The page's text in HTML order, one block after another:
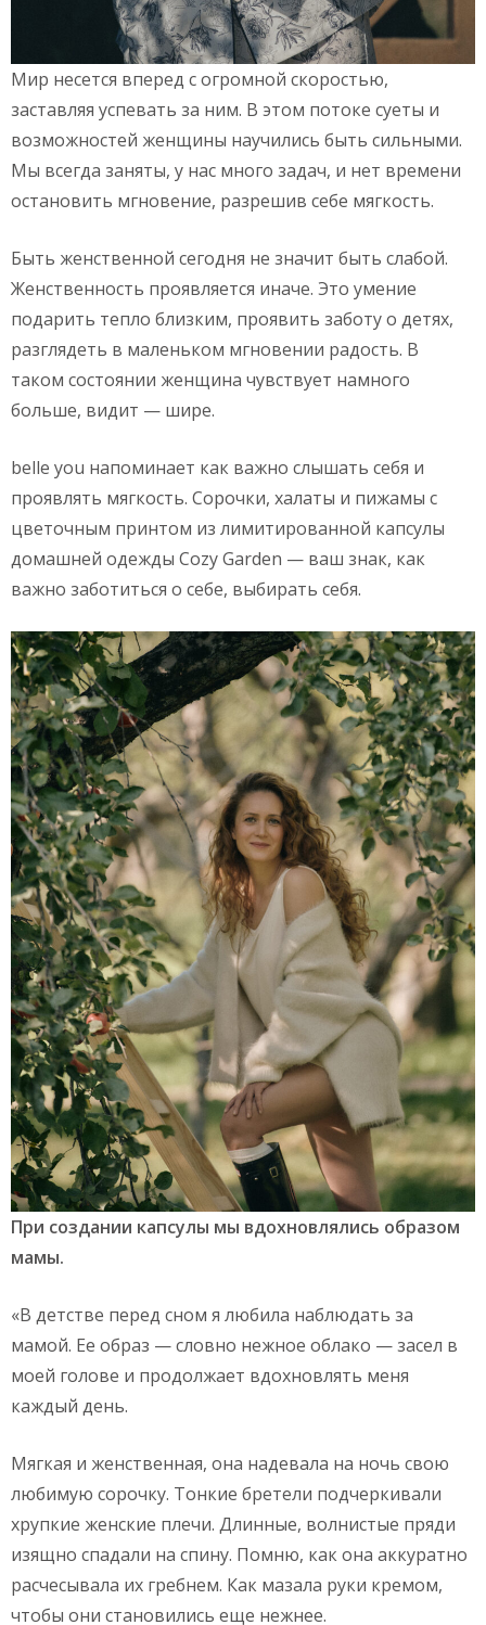
Мир несется вперед с огромной скоростью,
заставляя успевать за ним. В этом потоке суеты и
возможностей женщины научились быть сильными.
Мы всегда заняты, у нас много задач, и нет времени
остановить мгновение, разрешив себе мягкость.
Быть женственной сегодня не значит быть слабой.
Женственность проявляется иначе. Это умение
подарить тепло близким, проявить заботу о детях,
разглядеть в маленьком мгновении радость. В
таком состоянии женщина чувствует намного
больше, видит — шире.
belle you напоминает как важно слышать себя и
проявлять мягкость. Сорочки, халаты и пижамы с
цветочным принтом из лимитированной капсулы
домашней одежды Cozy Garden — ваш знак, как
важно заботиться о себе, выбирать себя.
При создании капсулы мы вдохновлялись образом
мамы.
«В детстве перед сном я любила наблюдать за
мамой. Ее образ — словно нежное облако — засел в
моей голове и продолжает вдохновлять меня
каждый день.
Мягкая и женственная, она надевала на ночь свою
любимую сорочку. Тонкие бретели подчеркивали
хрупкие женские плечи. Длинные, волнистые пряди
изящно спадали на спину. Помню, как она аккуратно
расчесывала их гребнем. Как мазала руки кремом,
чтобы они становились еще нежнее.